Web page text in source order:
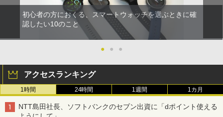
初心者の方におくる、スマートウォッチを選ぶときに確
認したい10のこと
● ● ●
アクセスランキング
1時間 24時間 1週間 1カ月
NTT島田社長、ソフトバンクのセブン出資に「dポイント使える